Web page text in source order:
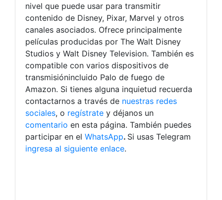
nivel que puede usar para transmitir
contenido de Disney, Pixar, Marvel y otros
canales asociados. Ofrece principalmente
películas producidas por The Walt Disney
Studios y Walt Disney Television. También es
compatible con varios dispositivos de
transmisiónincluido Palo de fuego de
Amazon. Si tienes alguna inquietud recuerda
contactarnos a través de nuestras redes
sociales, o regístrate y déjanos un
comentario en esta página. También puedes
participar en el WhatsApp. Si usas Telegram
ingresa al siguiente enlace.